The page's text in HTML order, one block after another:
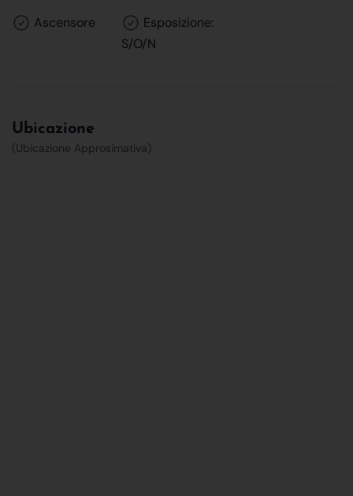
Ascensore
Esposizione:
S/O/N
Ubicazione
(Ubicazione Approsimativa)